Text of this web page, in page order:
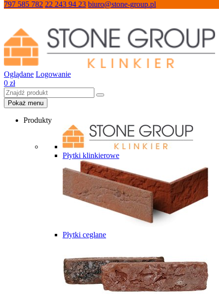
797 585 782 22 243 94 23 biuro@stone-group.pl
Oglądane Logowanie
0 zł
Pokaż menu
Produkty
Płytki klinkierowe
Płytki ceglane